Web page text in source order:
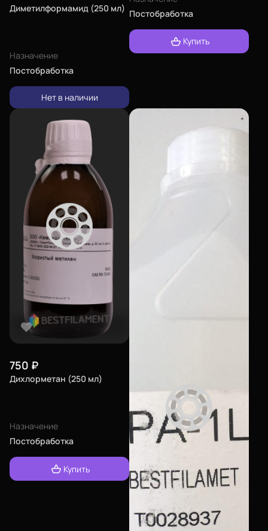
Диметилформамид (250 мл)
Назначение
Постобработка
Нет в наличии
Постобработка
Купить
750 ₽
Дихлорметан (250 мл)
Назначение
Постобработка
Купить